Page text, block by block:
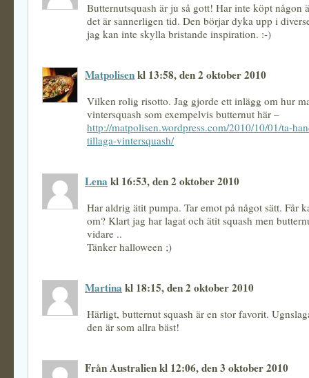
Butternutsquash är ju så gott! Har inte köpt någon
det är sannerligen tid. Den börjar dyka upp i
jag kan inte skylla bristande inspiration. :-)
Matpolisenkl 13:58, den 2 oktober 2010
Vilken rolig risotto. Jag gjorde ett inlägg om hur
vintersquash som exempelvis butternut här –
http://matpolisen.wordpress.com/2010/10/01/ta-
tillaga-vintersquash/
Lena kl 16:53, den 2 oktober 2010
Har aldrig ätit pumpa. Tar emot på något sätt. Får
om? Klart jag har lagat och ätit squash men
vidare ..
Tänker halloween ;)
Martina kl 18:15, den 2 oktober 2010
Härligt, butternut squash är en stor favorit.
den är som allra bäst!
Från Australien kl 12:06, den 3 oktober 2010